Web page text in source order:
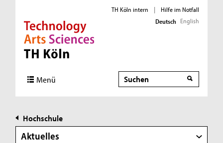
Direkt zur Hauptnavigation
Direkt zur Subnavigation
Direkt zum Inhalt
Direkt zum Fußbereich
TH Köln intern |
Hilfe im Notfall
Deutsch English
Menü Suche
Hochschule
Aktuelles